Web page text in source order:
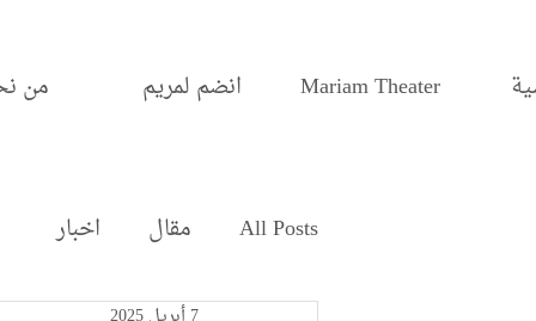
Mariam Theater انضم لمريم من
All Posts مقال اخبار